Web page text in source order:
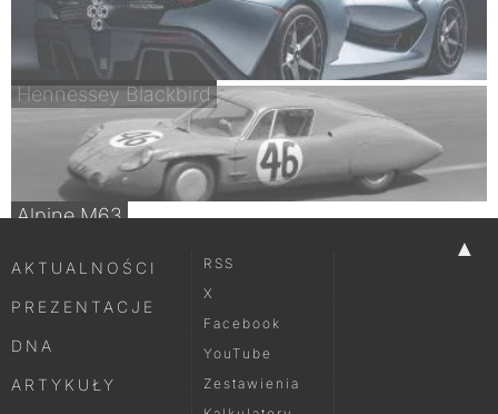
Hennessey Blackbird
Alpine M63
▲
AKTUALNOŚCI
PREZENTACJE
DNA
ARTYKUŁY
RSS
X
Facebook
YouTube
Zestawienia